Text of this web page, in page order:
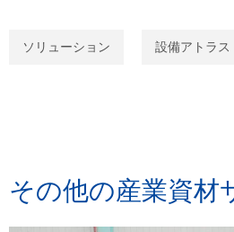
ソリューション 設備アトラス
その他の産業資材